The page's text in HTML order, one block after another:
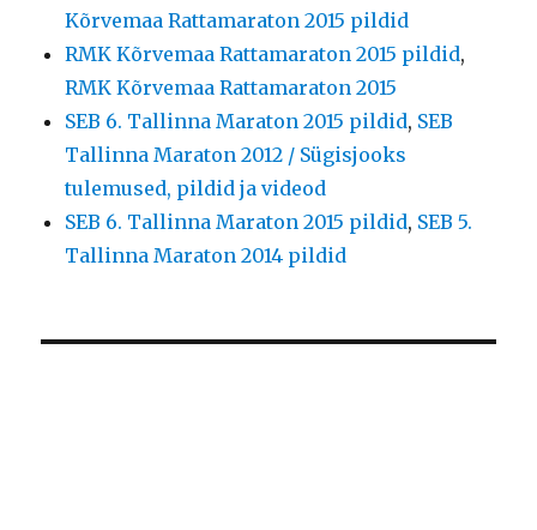
Kõrvemaa Rattamaraton 2015 pildid
RMK Kõrvemaa Rattamaraton 2015 pildid,
RMK Kõrvemaa Rattamaraton 2015
SEB 6. Tallinna Maraton 2015 pildid, SEB
Tallinna Maraton 2012 / Sügisjooks
tulemused, pildid ja videod
SEB 6. Tallinna Maraton 2015 pildid, SEB 5.
Tallinna Maraton 2014 pildid